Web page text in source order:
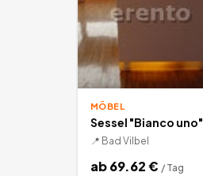
MÖBEL
Sessel "Bianco uno"
📍 Bad Vilbel
ab69.62€ / Tag